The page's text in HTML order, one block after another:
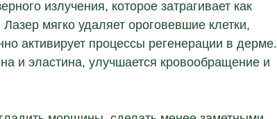
излучения, которое затрагивает как
мягко удаляет ороговевшие клетки,
активирует процессы регенерации в дерме.
и эластина, улучшается кровообращение и